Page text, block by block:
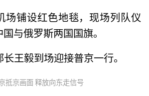
场铺设红色地毯，现场列队仪
与俄罗斯两国国旗。
王毅到场迎接普京一行。
抵京画面 释放向东走信号